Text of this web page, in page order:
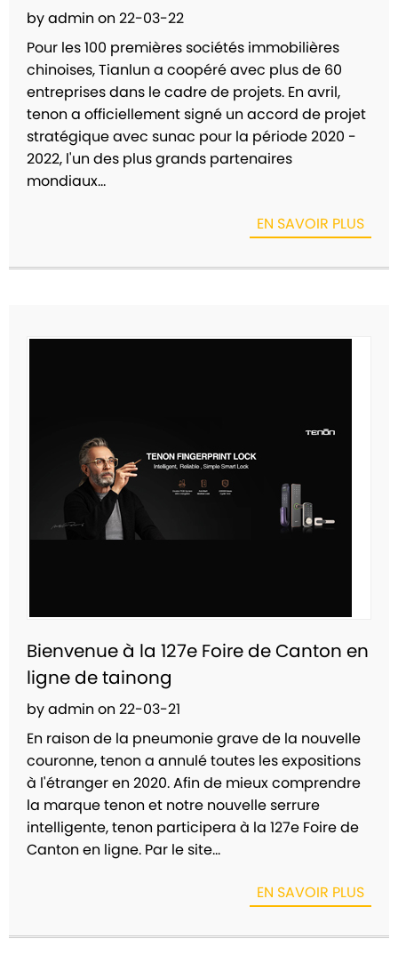
by admin on 22-03-22
Pour les 100 premières sociétés immobilières
chinoises, Tianlun a coopéré avec plus de 60
entreprises dans le cadre de projets. En avril,
tenon a officiellement signé un accord de projet
stratégique avec sunac pour la période 2020 -
2022, l'un des plus grands partenaires
mondiaux...
EN SAVOIR PLUS
Bienvenue à la 127e Foire de Canton en
ligne de tainong
by admin on 22-03-21
En raison de la pneumonie grave de la nouvelle
couronne, tenon a annulé toutes les expositions
à l'étranger en 2020. Afin de mieux comprendre
la marque tenon et notre nouvelle serrure
intelligente, tenon participera à la 127e Foire de
Canton en ligne. Par le site...
EN SAVOIR PLUS